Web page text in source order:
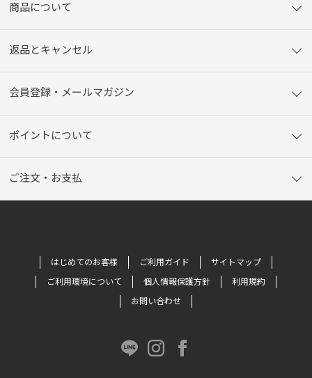
商品について
返品とキャンセル
会員登録・メールマガジン
ポイントについて
ご注文・お支払
はじめてのお客様 ご利用ガイド
サイトマップ
ご利用環境について
個人情報保護方針
利用規約
お問い合わせ